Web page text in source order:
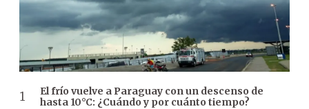
El frío vuelve a Paraguay con un descenso de
hasta 10°C: ¿Cuándo y por cuánto tiempo?